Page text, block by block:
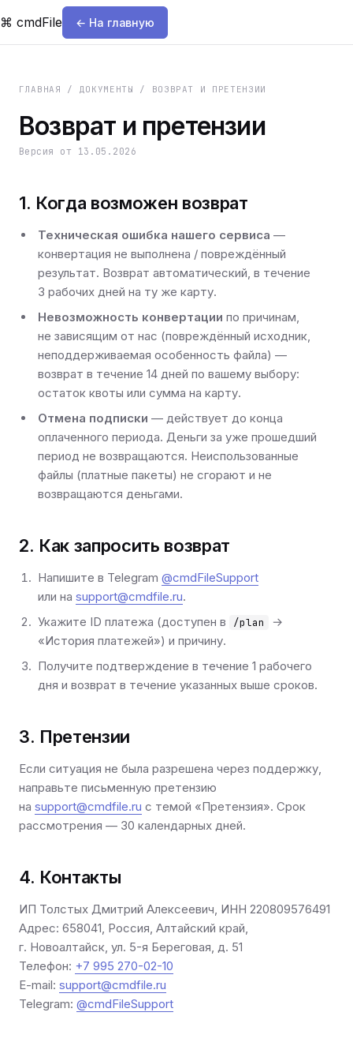
⌘ cmdFile ← На главную
ГЛАВНАЯ / ДОКУМЕНТЫ / ВОЗВРАТ И ПРЕТЕНЗИИ
Возврат и претензии
Версия от 13.05.2026
1. Когда возможен возврат
Техническая ошибка нашего сервиса —
конвертация не выполнена / повреждённый
результат. Возврат автоматический, в течение
3 рабочих дней на ту же карту.
Невозможность конвертации по причинам,
не зависящим от нас (повреждённый исходник,
неподдерживаемая особенность файла) —
возврат в течение 14 дней по вашему выбору:
остаток квоты или сумма на карту.
Отмена подписки — действует до конца
оплаченного периода. Деньги за уже прошедший
период не возвращаются. Неиспользованные
файлы (платные пакеты) не сгорают и не
возвращаются деньгами.
2. Как запросить возврат
Напишите в Telegram @cmdFileSupport
или на support@cmdfile.ru.
Укажите ID платежа (доступен в
/plan
→
«История платежей») и причину.
Получите подтверждение в течение 1 рабочего
дня и возврат в течение указанных выше сроков.
3. Претензии
Если ситуация не была разрешена через поддержку,
направьте письменную претензию
на support@cmdfile.ru с темой «Претензия». Срок
рассмотрения — 30 календарных дней.
4. Контакты
ИП Толстых Дмитрий Алексеевич, ИНН 220809576491
Адрес: 658041, Россия, Алтайский край,
г. Новоалтайск, ул. 5-я Береговая, д. 51
Телефон: +7 995 270-02-10
E-mail: support@cmdfile.ru
Telegram: @cmdFileSupport